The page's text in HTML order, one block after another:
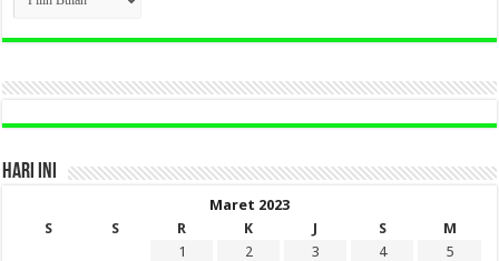
BERITA
LAMA
DI
HARI INI
Maret 2023
S
S R K J S
M
1
2 3 4
5